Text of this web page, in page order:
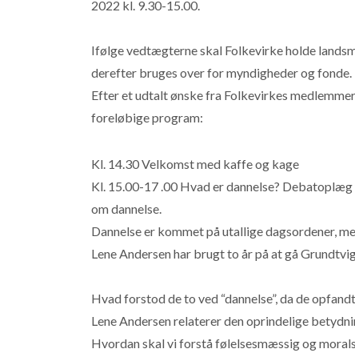
2022 kl. 9.30-15.00.
Ifølge vedtægterne skal Folkevirke holde
derefter bruges over for myndigheder og fonde.
Efter et udtalt ønske fra Folkevirkes
foreløbige program:
Kl. 14.30 Velkomst med kaffe og kage
Kl. 15.00-17 .00 Hvad er dannelse?
om dannelse.
Dannelse er kommet på utallige dagsordener,
Lene Andersen har brugt to år på at gå
Hvad forstod de to ved “dannelse”, da de
Lene Andersen relaterer den oprindelige
Hvordan skal vi forstå følelsesmæssig og